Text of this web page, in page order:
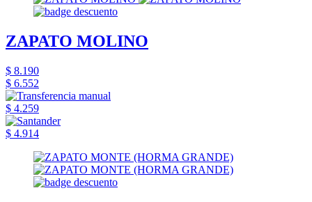
ZAPATO MOLINO
$ 8.190
$ 6.552
$ 4.259
$ 4.914